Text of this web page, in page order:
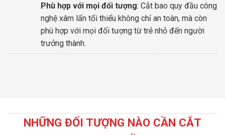
Phù hợp với mọi đối tượng: Cắt bao quy đầu công
nghệ xâm lấn tối thiểu không chỉ an toàn, mà còn
phù hợp với mọi đối tượng từ trẻ nhỏ đến người
trưởng thành.
NHỮNG ĐỐI TƯỢNG NÀO CẦN CẮT